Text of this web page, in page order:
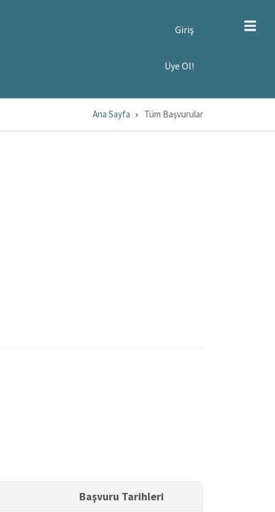
Giriş
Üye Ol!
Ana Sayfa Tüm Başvurular
Başvuru Tarihleri